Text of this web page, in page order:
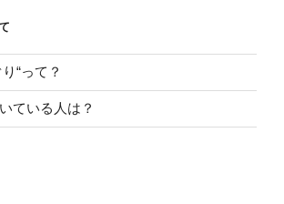
“って？
ている人は？